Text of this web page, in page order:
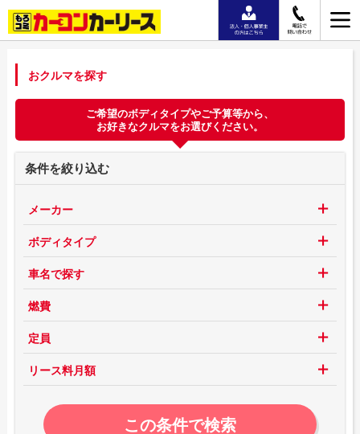
おクルマを探す
ご希望のボディタイプやご予算等から、
お好きなクルマをお選びください。
条件を絞り込む
メーカー
ボディタイプ
車名で探す
燃費
定員
リース料月額
この条件で検索